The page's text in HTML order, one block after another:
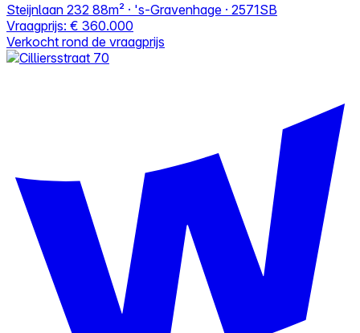
Steijnlaan 232 88m² · 's-Gravenhage · 2571SB
Vraagprijs: € 360.000
Verkocht rond de vraagprijs